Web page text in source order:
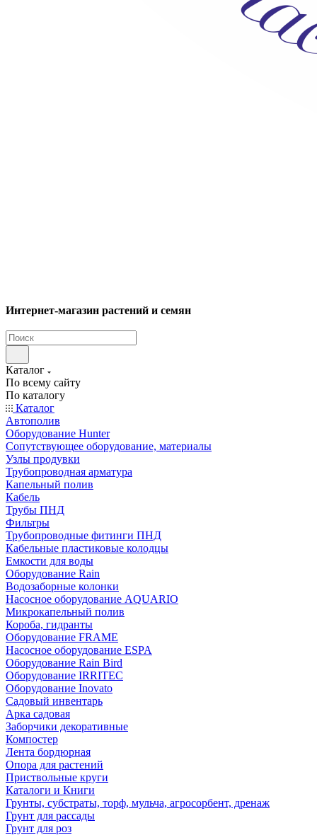
Интернет-магазин растений и семян
Каталог
По всему сайту
По каталогу
Каталог
Автополив
Оборудование Hunter
Сопутствующее оборудование, материалы
Узлы продувки
Трубопроводная арматура
Капельный полив
Кабель
Трубы ПНД
Фильтры
Трубопроводные фитинги ПНД
Кабельные пластиковые колодцы
Емкости для воды
Оборудование Rain
Водозаборные колонки
Насосное оборудование AQUARIO
Микрокапельный полив
Короба, гидранты
Оборудование FRAME
Насосное оборудование ESPA
Оборудование Rain Bird
Оборудование IRRITEC
Оборудование Inovato
Садовый инвентарь
Арка садовая
Заборчики декоративные
Компостер
Лента бордюрная
Опора для растений
Приствольные круги
Каталоги и Книги
Грунты, субстраты, торф, мульча, агросорбент, дренаж
Грунт для рассады
Грунт для роз